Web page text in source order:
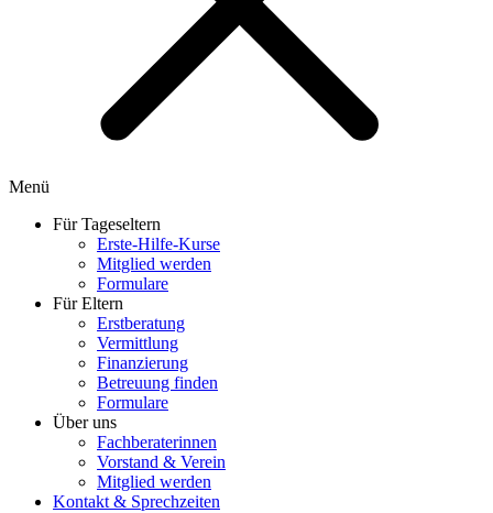
Menü
Für Tageseltern
Erste-Hilfe-Kurse
Mitglied werden
Formulare
Für Eltern
Erstberatung
Vermittlung
Finanzierung
Betreuung finden
Formulare
Über uns
Fachberaterinnen
Vorstand & Verein
Mitglied werden
Kontakt & Sprechzeiten